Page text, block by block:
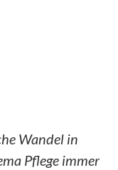
Wandel in
Pflege immer